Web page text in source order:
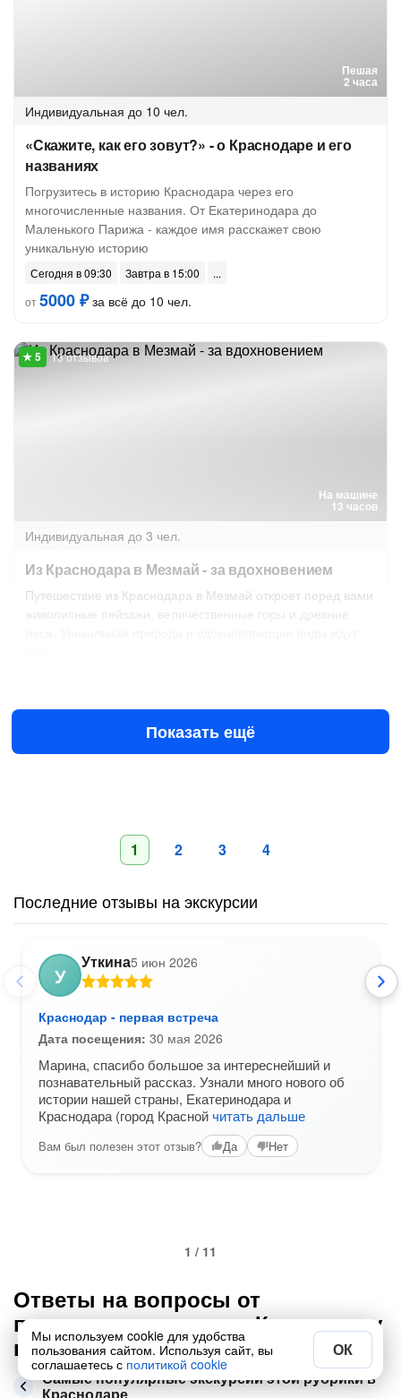
Пешая
2 часа
Индивидуальная до 10 чел.
«Скажите, как его зовут?» - о Краснодаре и его
названиях
Погрузитесь в историю Краснодара через его
многочисленные названия. От Екатеринодара до
Маленького Парижа - каждое имя расскажет свою
уникальную историю
Сегодня в 09:30
Завтра в 15:00
от5000 ₽за всё до 10 чел.
На машине
13 часов
13 отзывов
Индивидуальная до 3 чел.
Из Краснодара в Мезмай - за вдохновением
Путешествие из Краснодара в Мезмай откроет перед вами
живописные пейзажи, величественные горы и древние
24 699 ₽за всё до 3 чел.
Показать ещё
1 2 3 4
Последние отзывы на экскурсии
У
Уткина5 июн 2026
Краснодар - первая встреча
Дата посещения: 30 мая 2026
Марина, спасибо большое за интереснейший и
познавательный рассказ. Узнали много нового об
истории нашей страны, Екатеринодара и
Краснодара (город Краснойчитать дальше
Вам был полезен этот отзыв? Да Нет
1 / 11
Ответы на вопросы от
путешественников по Краснодару
в категории «Популярные места»
Самые популярные экскурсии этой рубрики в
Мы используем cookie для удобства
пользования сайтом. Используя сайт, вы
соглашаетесь с политикой cookie
ОК